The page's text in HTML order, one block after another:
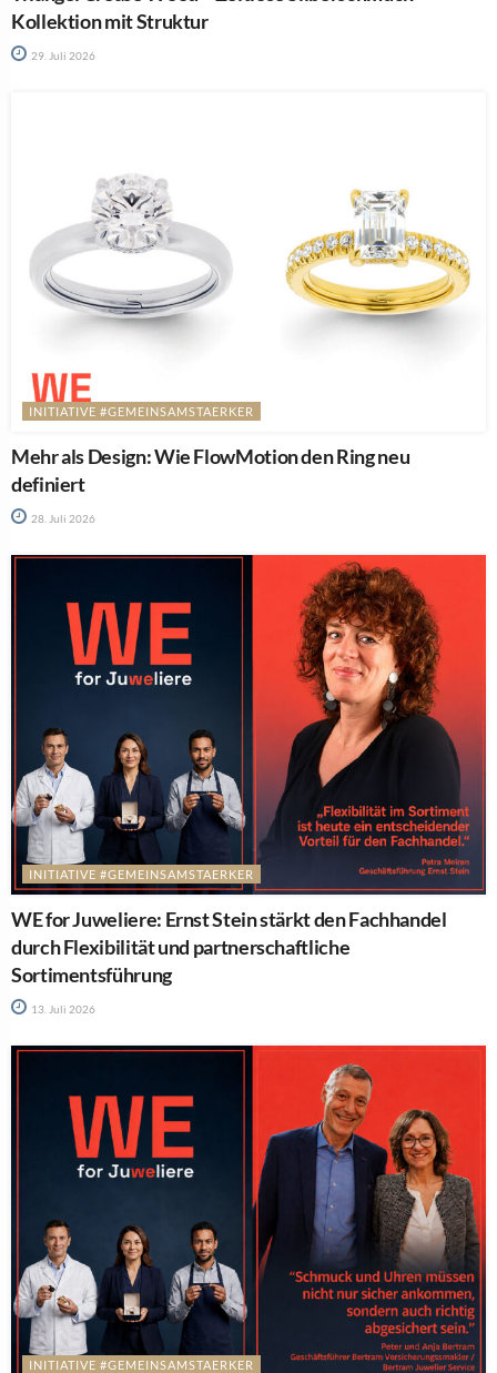
Kollektion mit Struktur
29. Juli 2026
INITIATIVE #GEMEINSAMSTAERKER
Mehr als Design: Wie FlowMotion den Ring neu
definiert
28. Juli 2026
INITIATIVE #GEMEINSAMSTAERKER
WE for Juweliere: Ernst Stein stärkt den Fachhandel
durch Flexibilität und partnerschaftliche
Sortimentsführung
13. Juli 2026
INITIATIVE #GEMEINSAMSTAERKER